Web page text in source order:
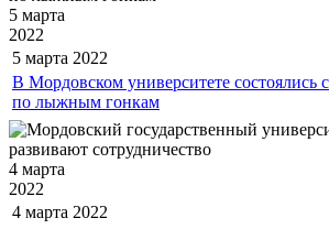
5 марта
2022
5 марта 2022
В Мордовском университете состоялись
по лыжным гонкам
4 марта
2022
4 марта 2022